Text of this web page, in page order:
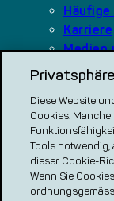
Häufige
Karriere
Medien
Unsere
Diese Website
Cookies.
Tools notwendig,
dieser Cookie-
Wenn Sie